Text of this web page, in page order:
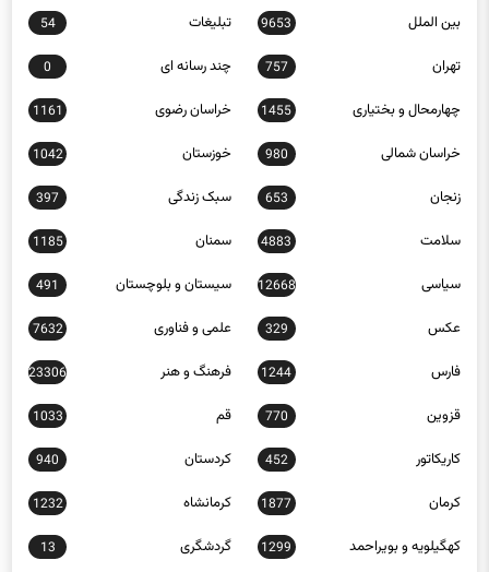
بین الملل 9653 تبلیغات 54
تهران 757 چند رسانه ای 0
چهارمحال و بختیاری 1455 خراسان رضوی 1161
خراسان شمالی 980 خوزستان 1042
زنجان 653 سبک زندگی 397
سلامت 4883 سمنان 1185
سیاسی 12668 سیستان و بلوچستان 491
عکس 329 علمی و فناوری 7632
فارس 1244 فرهنگ و هنر 23306
قزوین 770 قم 1033
کاریکاتور 452 کردستان 940
کرمان 1877 کرمانشاه 1232
کهگیلویه و بویراحمد 1299 گردشگری 13